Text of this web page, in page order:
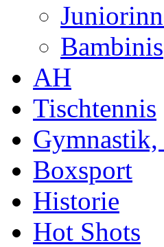
Bambinis
AH
Tischtennis
Gymnastik,
Boxsport
Historie
Hot Shots